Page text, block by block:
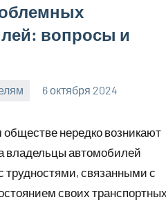
вопросы и
6 октября 2024
нередко возникают
владельцы автомобилей
трудностями, связанными с
своих